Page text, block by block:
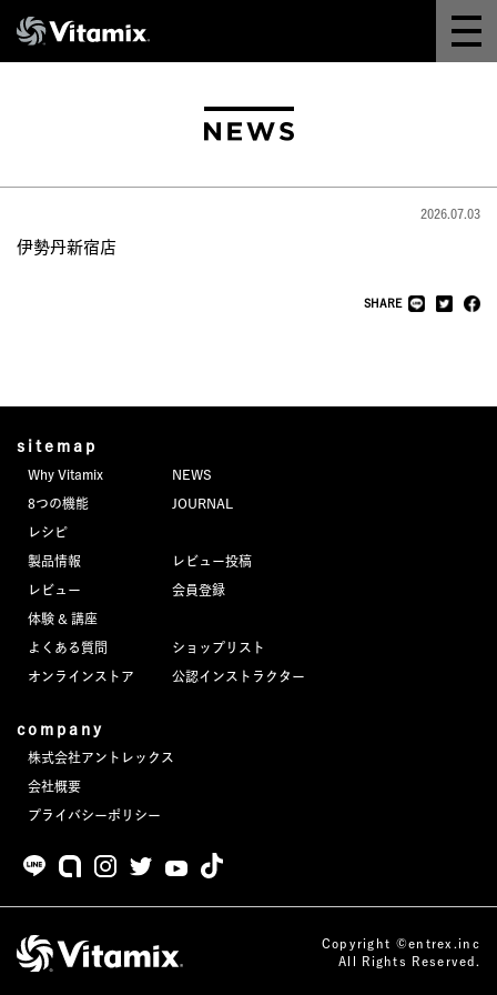
JOURNAL
2026.07.03
伊勢丹新宿店
SHARE
sitemap
Why Vitamix
8つの機能
レシピ
製品情報
レビュー
体験 & 講座
よくある質問
オンラインストア
NEWS
JOURNAL
レビュー投稿
会員登録
ショップリスト
公認インストラクター
company
株式会社アントレックス
会社概要
プライバシーポリシー
Copyright ©entrex.inc
All Rights Reserved.